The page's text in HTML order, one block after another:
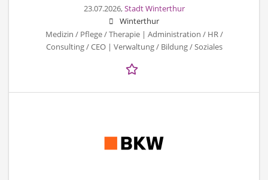
23.07.2026,Stadt Winterthur
Winterthur
Medizin / Pflege / Therapie | Administration / HR /
Consulting / CEO | Verwaltung / Bildung / Soziales